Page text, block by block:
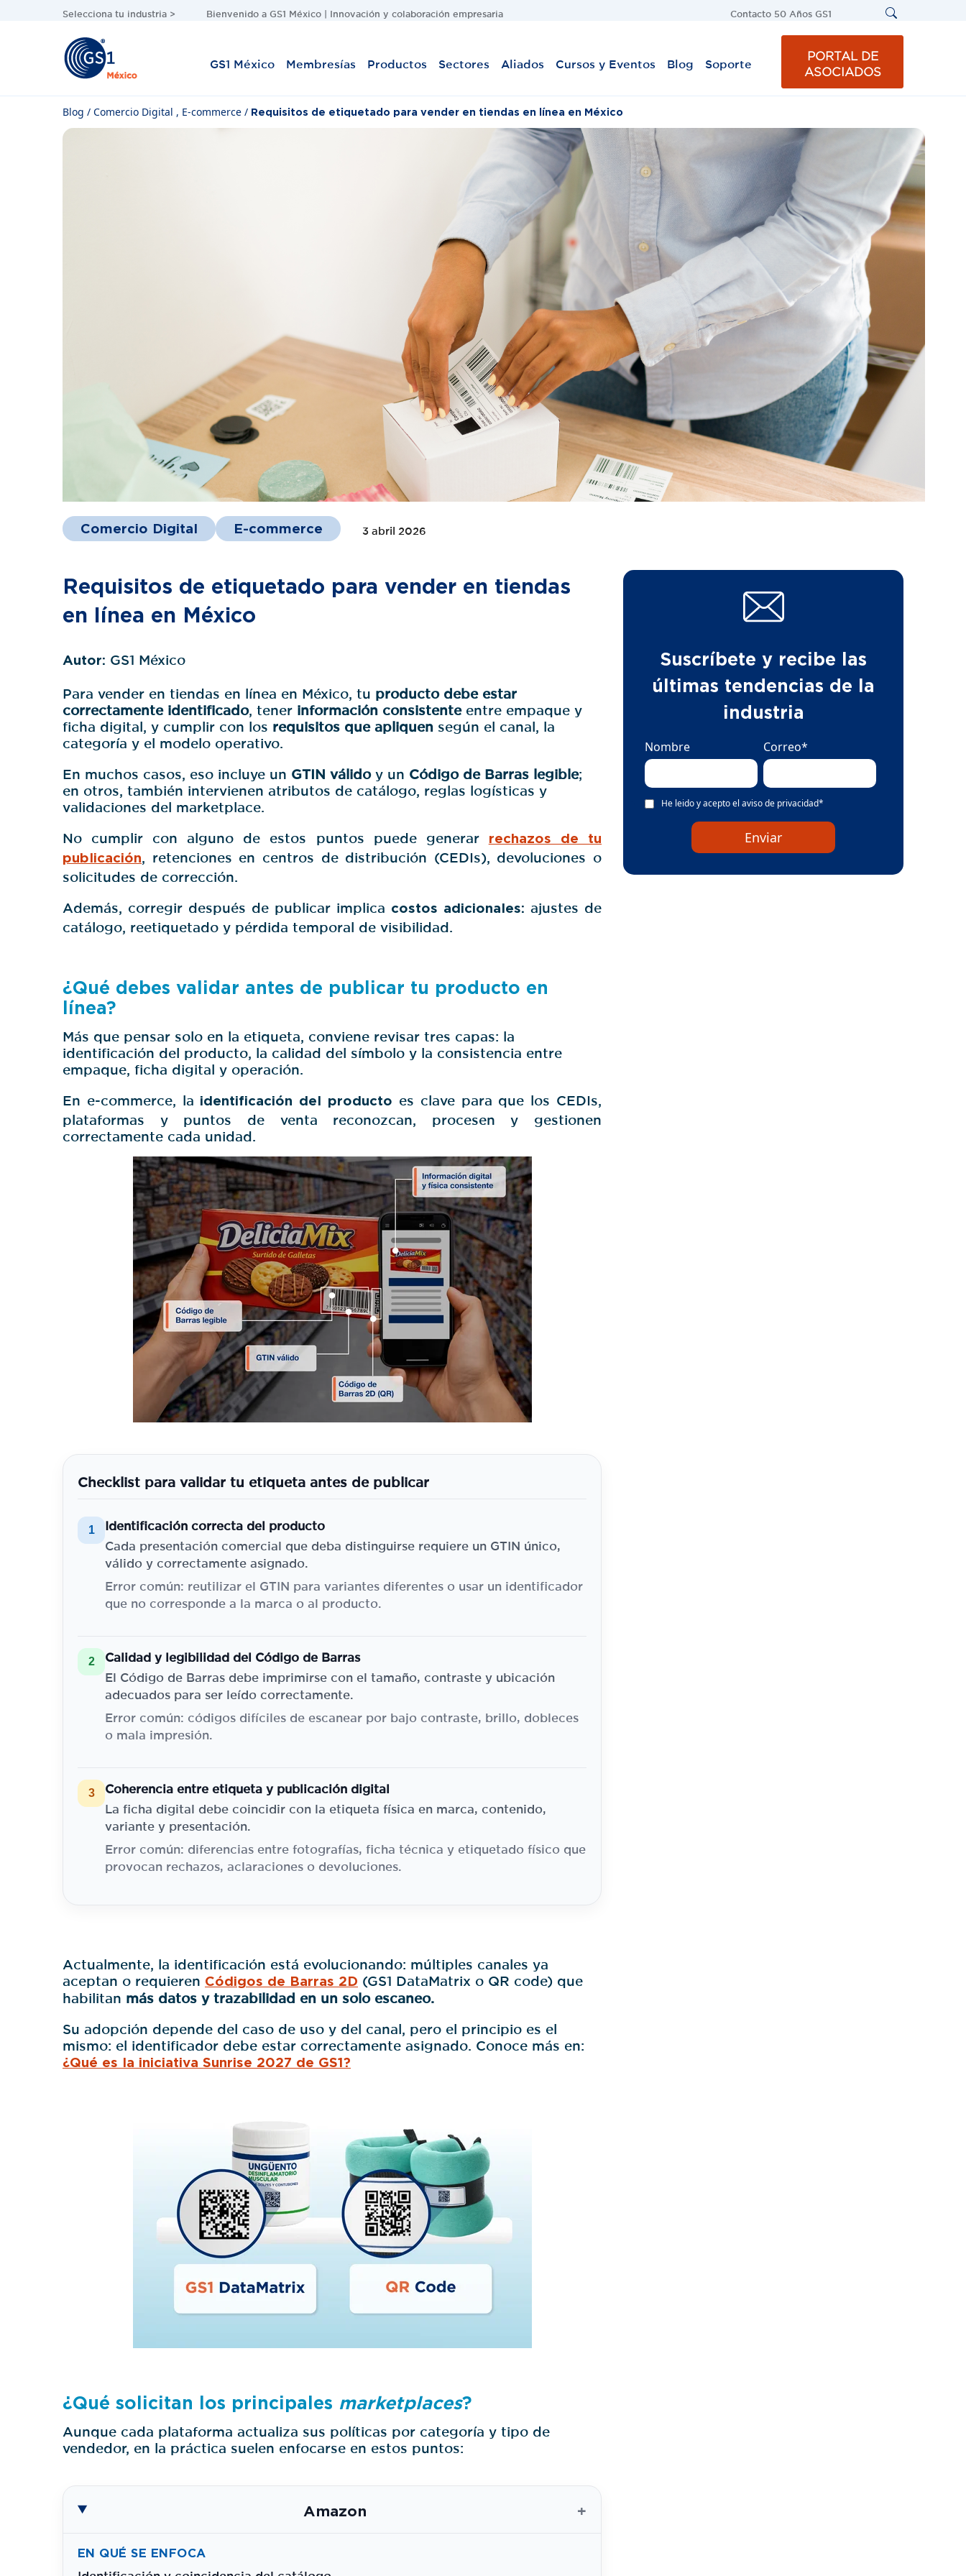
Selecciona tu industria > Bienvenido a GS1 México | Innovación y colaboración empresaria Contacto 50 Años GS1
GS1 México Membresías Productos Sectores Aliados Cursos y Eventos Blog Soporte
PORTAL DE
ASOCIADOS
Blog / Comercio Digital , E-commerce / Requisitos de etiquetado para vender en tiendas en línea en México
Comercio Digital E-commerce 3 abril 2026
Requisitos de etiquetado para vender en tiendas
en línea en México
Autor: GS1 México
Para vender en tiendas en línea en México, tu producto debe estar
correctamente identificado , tener información consistente entre empaque y
ficha digital, y cumplir con los requisitos que apliquen según el canal, la
categoría y el modelo operativo.
En muchos casos, eso incluye un GTIN válido y un Código de Barras legible;
en otros, también intervienen atributos de catálogo, reglas logísticas y
validaciones del marketplace.
No cumplir con alguno de estos puntos puede generar rechazos de tu
publicación , retenciones en centros de distribución (CEDIs), devoluciones o
solicitudes de corrección.
Además, corregir después de publicar implica costos adicionales: ajustes de
catálogo, reetiquetado y pérdida temporal de visibilidad.
¿Qué debes validar antes de publicar tu producto en
línea?
Más que pensar solo en la etiqueta, conviene revisar tres capas: la
identificación del producto, la calidad del símbolo y la consistencia entre
empaque, ficha digital y operación.
En e-commerce, la identificación del producto es clave para que los CEDIs,
plataformas y puntos de venta reconozcan, procesen y gestionen
correctamente cada unidad.
Checklist para validar tu etiqueta antes de publicar
1
Identificación correcta del producto
Cada presentación comercial que deba distinguirse requiere un GTIN único,
válido y correctamente asignado.
Error común: reutilizar el GTIN para variantes diferentes o usar un identificador
que no corresponde a la marca o al producto.
2
Calidad y legibilidad del Código de Barras
El Código de Barras debe imprimirse con el tamaño, contraste y ubicación
adecuados para ser leído correctamente.
Error común: códigos difíciles de escanear por bajo contraste, brillo, dobleces
o mala impresión.
3
Coherencia entre etiqueta y publicación digital
La ficha digital debe coincidir con la etiqueta física en marca, contenido,
variante y presentación.
Error común: diferencias entre fotografías, ficha técnica y etiquetado físico que
provocan rechazos, aclaraciones o devoluciones.
Actualmente, la identificación está evolucionando: múltiples canales ya
aceptan o requieren Códigos de Barras 2D (GS1 DataMatrix o QR code) que
habilitan más datos y trazabilidad en un solo escaneo.
Su adopción depende del caso de uso y del canal, pero el principio es el
mismo: el identificador debe estar correctamente asignado. Conoce más en:
¿Qué es la iniciativa Sunrise 2027 de GS1?
¿Qué solicitan los principales marketplaces?
Aunque cada plataforma actualiza sus políticas por categoría y tipo de
vendedor, en la práctica suelen enfocarse en estos puntos:
Amazon +
EN QUÉ SE ENFOCA
Identificación y coincidencia del catálogo.
Suscríbete y recibe las
últimas tendencias de la
industria
Nombre Correo*
He leido y acepto el aviso de privacidad*